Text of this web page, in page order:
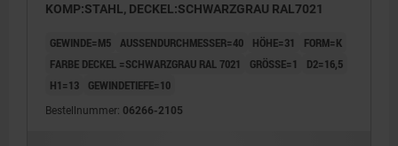
KOMP:STAHL, DECKEL:SCHWARZGRAU RAL7021
GEWINDE=M5 AUSSENDURCHMESSER=40 HÖHE=31
FORM=K
FARBE DECKEL =SCHWARZGRAU RAL 7021
GRÖSSE=1
D2=16,5
H1=13
GEWINDETIEFE=10
Bestellnummer: 06266-2105